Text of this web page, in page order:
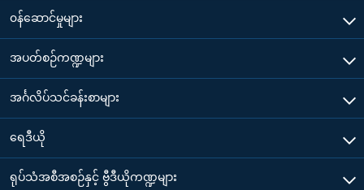
၀န်ဆောင်မှုများ
အပတ်စဉ်ကဏ္ဍများ
အင်္ဂလိပ်သင်ခန်းစာများ
ရေဒီယို
ရုပ်သံအစီအစဉ်နှင့် ဗွီဒီယိုကဏ္ဍများ